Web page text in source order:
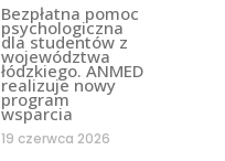
Bezpłatna pomoc
psychologiczna
dla studentów z
województwa
łódzkiego. ANMED
realizuje nowy
program
wsparcia
19 czerwca 2026